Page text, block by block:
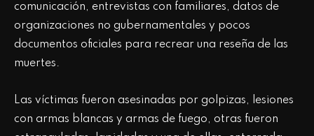
comunicación, entrevistas con familiares, datos de
organizaciones no gubernamentales y pocos
documentos oficiales para recrear una reseña de las
muertes.
Las víctimas fueron asesinadas por golpizas, lesiones
con armas blancas y armas de fuego, otras fueron